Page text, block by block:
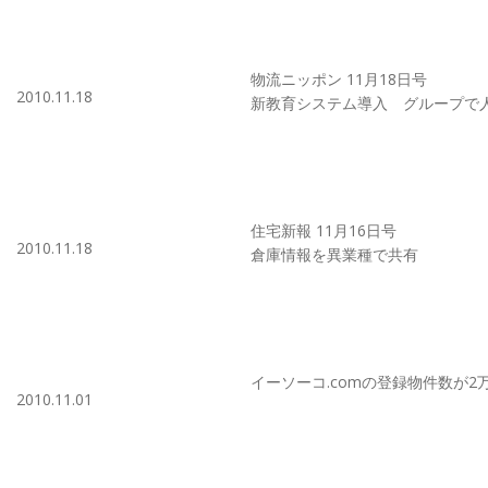
2010.11.18
物流ニッポン 11月18日号
新教育システム導入 グループで
2010.11.18
住宅新報 11月16日号
倉庫情報を異業種で共有
2010.11.01
イーソーコ.comの登録物件数が2